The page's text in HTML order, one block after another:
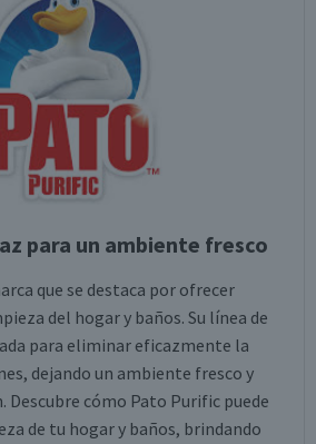
para un ambiente fresco
que se destaca por ofrecer
del hogar y baños. Su línea de
para eliminar eficazmente la
dejando un ambiente fresco y
Descubre cómo Pato Purific puede
de tu hogar y baños, brindando